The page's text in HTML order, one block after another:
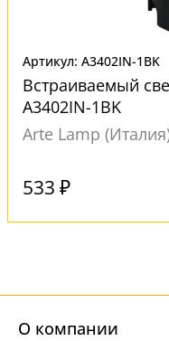
Артикул: A3402IN-1BK
Встраиваемый
A3402IN-1BK
Arte Lamp
533 ₽
О компании